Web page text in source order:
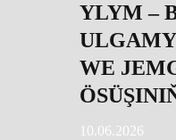
YLYM –
WE
10.06.2026